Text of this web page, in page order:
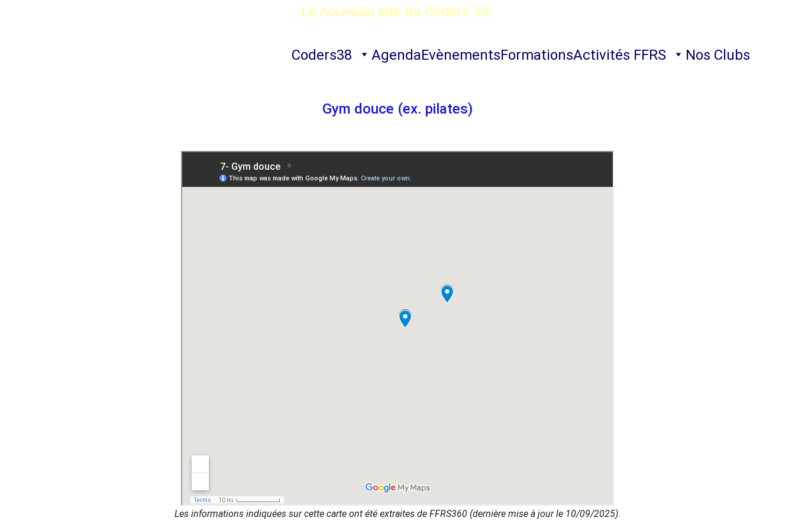
Le nouveau site du Coders 38.
Coders38 AgendaEvènementsFormationsActivités FFRS Nos Clubs
Gym douce (ex. pilates)
Les informations indiquées sur cette carte ont été extraites de FFRS360 (dernière mise à jour le 10/09/2025).